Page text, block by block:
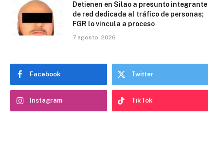
Detienen en Silao a presunto integrante
de red dedicada al tráfico de personas;
FGR lo vincula a proceso
7 agosto, 2026
Facebook Twitter
Instagram TikTok